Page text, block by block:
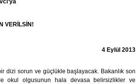
VERİLSİN!
4 Eylül 2013
dizi sorun ve güçlükle başlayacak. Bakanlık son
okul olgusunun hala devasa belirsizlikler ve